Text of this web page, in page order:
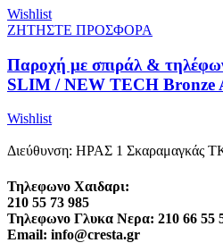
Wishlist
ΖΗΤΗΣΤΕ ΠΡΟΣΦΟΡΑ
Παροχή με σπιράλ &
SLIM / NEW TECH Bronze
Wishlist
Διεύθυνση: ΗΡΑΣ 1 Σκαραμαγκάς
Τηλεφωνο Χαιδαρι:
210 55 73 985
Τηλεφωνο Γλυκα Νερα: 210 66 55
Email: info@cresta.gr